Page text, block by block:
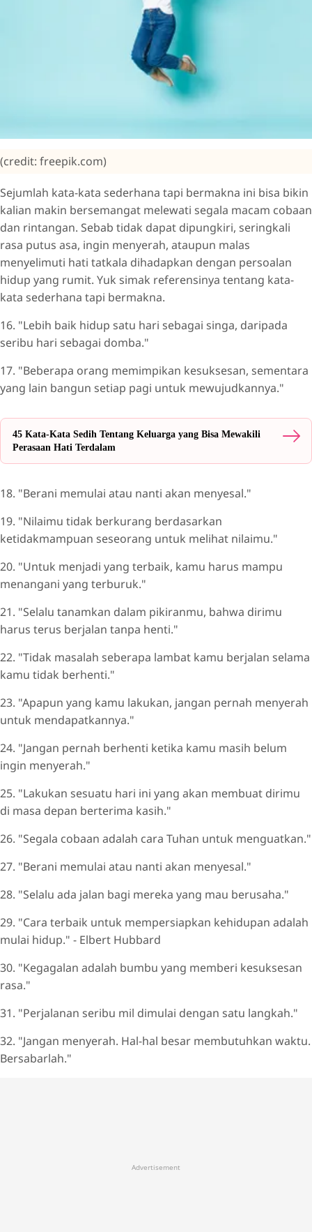
(credit: freepik.com)
Sejumlah kata-kata sederhana tapi bermakna ini bisa bikin
kalian makin bersemangat melewati segala macam cobaan
dan rintangan. Sebab tidak dapat dipungkiri, seringkali
rasa putus asa, ingin menyerah, ataupun malas
menyelimuti hati tatkala dihadapkan dengan persoalan
hidup yang rumit. Yuk simak referensinya tentang kata-
kata sederhana tapi bermakna.
16. "Lebih baik hidup satu hari sebagai singa, daripada
seribu hari sebagai domba."
17. "Beberapa orang memimpikan kesuksesan, sementara
yang lain bangun setiap pagi untuk mewujudkannya."
45 Kata-Kata Sedih Tentang Keluarga yang Bisa Mewakili
Perasaan Hati Terdalam
18. "Berani memulai atau nanti akan menyesal."
19. "Nilaimu tidak berkurang berdasarkan
ketidakmampuan seseorang untuk melihat nilaimu."
20. "Untuk menjadi yang terbaik, kamu harus mampu
menangani yang terburuk."
21. "Selalu tanamkan dalam pikiranmu, bahwa dirimu
harus terus berjalan tanpa henti."
22. "Tidak masalah seberapa lambat kamu berjalan selama
kamu tidak berhenti."
23. "Apapun yang kamu lakukan, jangan pernah menyerah
untuk mendapatkannya."
24. "Jangan pernah berhenti ketika kamu masih belum
ingin menyerah."
25. "Lakukan sesuatu hari ini yang akan membuat dirimu
di masa depan berterima kasih."
26. "Segala cobaan adalah cara Tuhan untuk menguatkan."
27. "Berani memulai atau nanti akan menyesal."
28. "Selalu ada jalan bagi mereka yang mau berusaha."
29. "Cara terbaik untuk mempersiapkan kehidupan adalah
mulai hidup." - Elbert Hubbard
30. "Kegagalan adalah bumbu yang memberi kesuksesan
rasa."
31. "Perjalanan seribu mil dimulai dengan satu langkah."
32. "Jangan menyerah. Hal-hal besar membutuhkan waktu.
Bersabarlah."
Advertisement